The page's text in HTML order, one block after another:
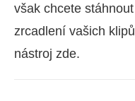
však chcete
zrcadlení vašich
nástroj zde.